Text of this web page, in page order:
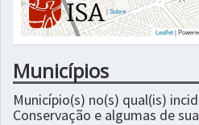
|Sobre
Leaflet|
Municípios
Município(s) no(s) qual(is)
Conservação e algumas de